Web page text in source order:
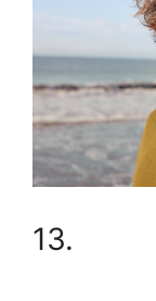
13.